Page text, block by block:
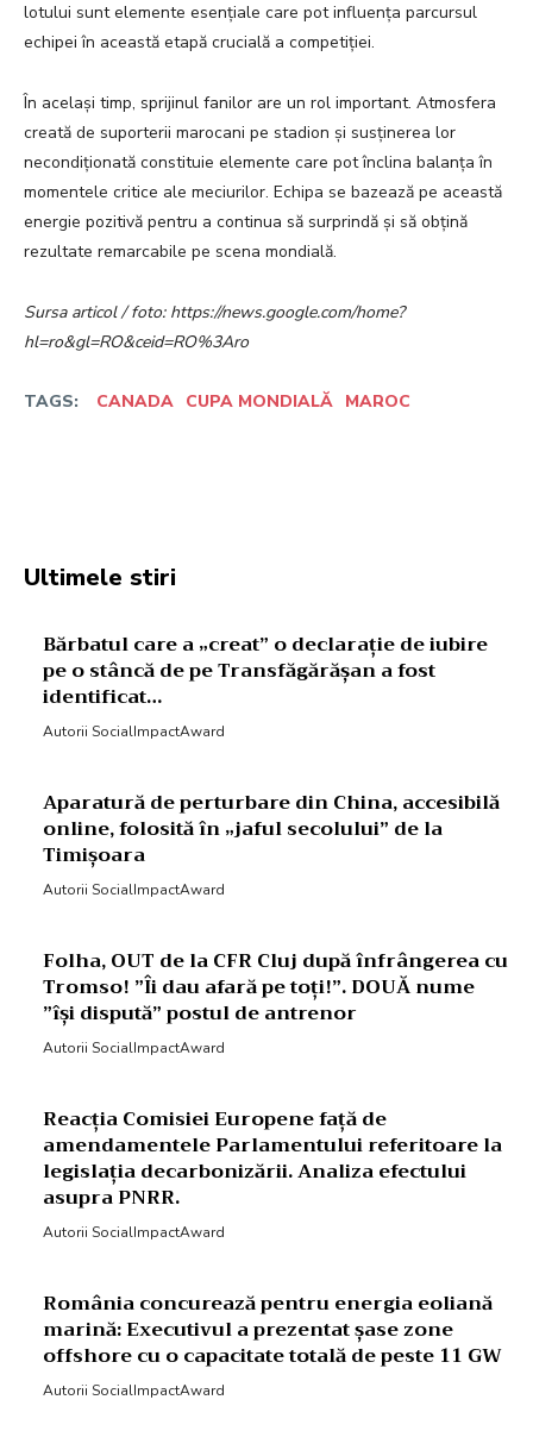
lotului sunt elemente esențiale care pot influența parcursul
echipei în această etapă crucială a competiției.
În același timp, sprijinul fanilor are un rol important. Atmosfera
creată de suporterii marocani pe stadion și susținerea lor
necondiționată constituie elemente care pot înclina balanța în
momentele critice ale meciurilor. Echipa se bazează pe această
energie pozitivă pentru a continua să surprindă și să obțină
rezultate remarcabile pe scena mondială.
Sursa articol / foto: https://news.google.com/home?
hl=ro&gl=RO&ceid=RO%3Aro
TAGS: CANADA CUPA MONDIALĂ MAROC
Ultimele stiri
Bărbatul care a „creat” o declarație de iubire
pe o stâncă de pe Transfăgărășan a fost
identificat…
Autorii SocialImpactAward
Aparatură de perturbare din China, accesibilă
online, folosită în „jaful secolului” de la
Timișoara
Autorii SocialImpactAward
Folha, OUT de la CFR Cluj după înfrângerea cu
Tromso! ”Îi dau afară pe toți!”. DOUĂ nume
”își dispută” postul de antrenor
Autorii SocialImpactAward
Reacția Comisiei Europene față de
amendamentele Parlamentului referitoare la
legislația decarbonizării. Analiza efectului
asupra PNRR.
Autorii SocialImpactAward
România concurează pentru energia eoliană
marină: Executivul a prezentat șase zone
offshore cu o capacitate totală de peste 11 GW
Autorii SocialImpactAward